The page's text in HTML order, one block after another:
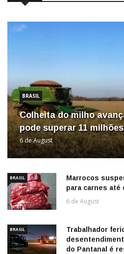
BRASIL
Colheita do milho
pode superar 11
6 de August
BRASIL
Marrocos
para carnes até
6 de August
BRASIL
Trabalhador
do Pantanal é